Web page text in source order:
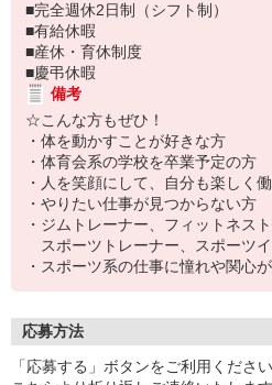
■完全週休2日制（シフト制）
■有給休暇
■産休・育休制度
■慶弔休暇
備考
☆こんな方もぜひ！
・体を動かすことが好きな方
・体育会系の学校を卒業予定の方
・人を笑顔にして、自分も楽しく
・やりたい仕事が見つからない方
・ジムトレーナー、フィットネスト
スポーツトレーナー、スポーツ
・スポーツ系の仕事に憧れや関心
応募方法
「応募する」ボタンをご利用ください